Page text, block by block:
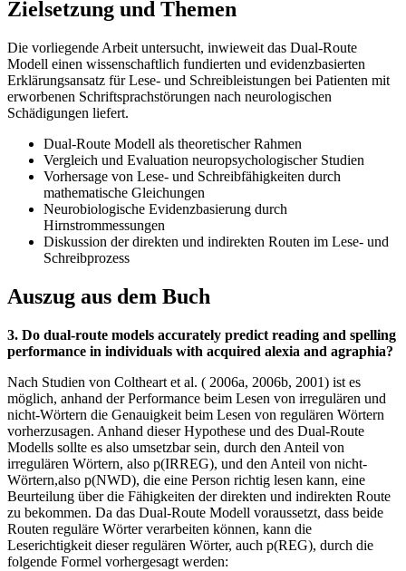
Zielsetzung und Themen
Die vorliegende Arbeit untersucht, inwieweit das Dual-Route
Modell einen wissenschaftlich fundierten und evidenzbasierten
Erklärungsansatz für Lese- und Schreibleistungen bei Patienten mit
erworbenen Schriftsprachstörungen nach neurologischen
Schädigungen liefert.
Dual-Route Modell als theoretischer Rahmen
Vergleich und Evaluation neuropsychologischer Studien
Vorhersage von Lese- und Schreibfähigkeiten durch
mathematische Gleichungen
Neurobiologische Evidenzbasierung durch
Hirnstrommessungen
Diskussion der direkten und indirekten Routen im Lese- und
Schreibprozess
Auszug aus dem Buch
3. Do dual-route models accurately predict reading and spelling
performance in individuals with acquired alexia and agraphia?
Nach Studien von Coltheart et al. ( 2006a, 2006b, 2001) ist es
möglich, anhand der Performance beim Lesen von irregulären und
nicht-Wörtern die Genauigkeit beim Lesen von regulären Wörtern
vorherzusagen. Anhand dieser Hypothese und des Dual-Route
Modells sollte es also umsetzbar sein, durch den Anteil von
irregulären Wörtern, also p(IRREG), und den Anteil von nicht-
Wörtern,also p(NWD), die eine Person richtig lesen kann, eine
Beurteilung über die Fähigkeiten der direkten und indirekten Route
zu bekommen. Da das Dual-Route Modell voraussetzt, dass beide
Routen reguläre Wörter verarbeiten können, kann die
Leserichtigkeit dieser regulären Wörter, auch p(REG), durch die
folgende Formel vorhergesagt werden: